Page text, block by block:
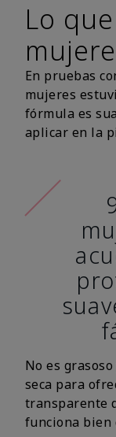
Lo
En pruebas
mujeres
fórmula es
aplicar en la
No es
seca para
transparente
funciona bien